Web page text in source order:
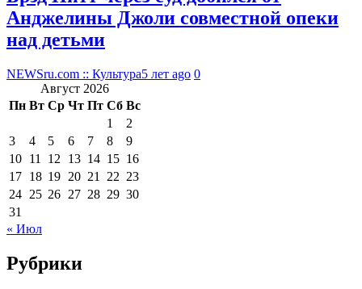
Анджелины Джоли совместной опеки
над детьми
NEWSru.com :: Культура5 лет ago 0
Август 2026
Пн Вт Ср Чт Пт Сб Вс
1
2
3
4 5 6 7 8
9
10 11 12 13 14 15 16
17 18 19 20 21 22 23
24 25 26 27 28 29 30
31
« Июл
Рубрики